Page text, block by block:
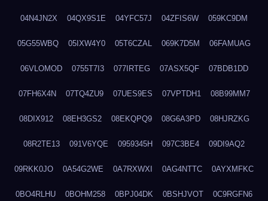
04N4JN2X 04QX9S1E 04YFC57J 04ZFIS6W 059KC9DM
05G55WBQ 05IXW4Y0 05T6CZAL 069K7D5M 06FAMUAG
06VLOMOD 0755T7I3 077IRTEG 07ASX5QF 07BDB1DD
07FH6X4N 07TQ4ZU9 07UES9ES 07VPTDH1 08B99MM7
08DIX912 08EH3GS2 08EKQPQ9 08G6A3PD 08HJRZKG
08R2TE13 091V6YQE 0959345H 097C3BE4 09DI9AQ2
09RKK0JO 0A54G2WE 0A7RXWXI 0AG4NTTC 0AYXMFKC
0BO4RLHU 0BOHM258 0BPJ04DK 0BSHJVOT 0C9RGFN6